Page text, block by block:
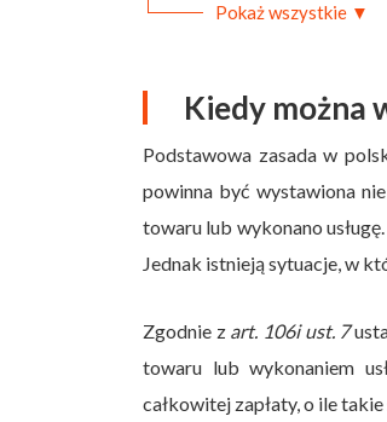
Pokaż wszystkie ▼
Kiedy można
Podstawowa zasada w
powinna być wystawiona
towaru lub wykonano
Jednak istnieją sytuacje, w
Zgodnie z art. 106i ust. 7
towaru lub wykonaniem
całkowitej zapłaty, o ile